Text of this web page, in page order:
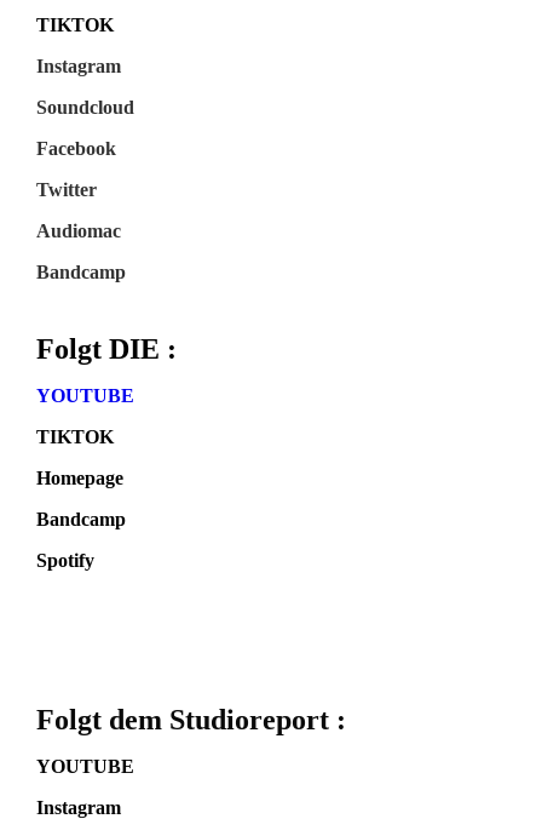
TIKTOK
Instagram
Soundcloud
Facebook
Twitter
Audiomac
Bandcamp
Folgt DIE :
YOUTUBE
TIKTOK
Homepage
Bandcamp
Spotify
Folgt dem Studioreport :
YOUTUBE
Instagram